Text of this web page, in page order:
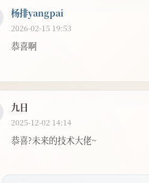
杨排yangpai
2026-02-15 19:53
恭喜啊
九日
2025-12-02 14:14
恭喜?未来的技术大佬~